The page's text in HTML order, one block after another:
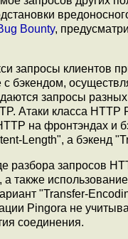
Bounty,
запросы клиентов
бэкендом,
запросы
Атаки класса
на фронтэндах и
Length", а бэкенд
разбора запросов
также
"Transfer-
Pingora не
соединения.